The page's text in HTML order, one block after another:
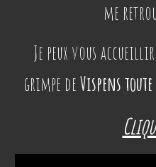
me
Je peux vous
grimpe deVispens